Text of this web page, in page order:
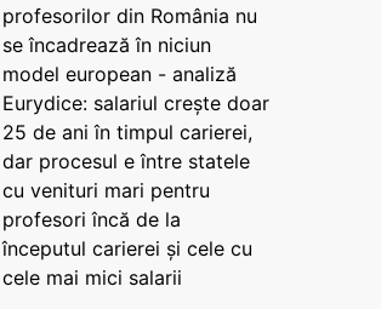
profesorilor din România nu
se încadrează în niciun
model european - analiză
Eurydice: salariul crește doar
25 de ani în timpul carierei,
dar procesul e între statele
cu venituri mari pentru
profesori încă de la
începutul carierei și cele cu
cele mai mici salarii